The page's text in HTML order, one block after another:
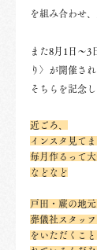
を組み合わせ
また8月1日～3
り〉が開催され
そちらを記念
近ごろ、
インスタ見て
毎月作るって
などなど
戸田・蕨の地
葬儀社スタッ
をいただくこ